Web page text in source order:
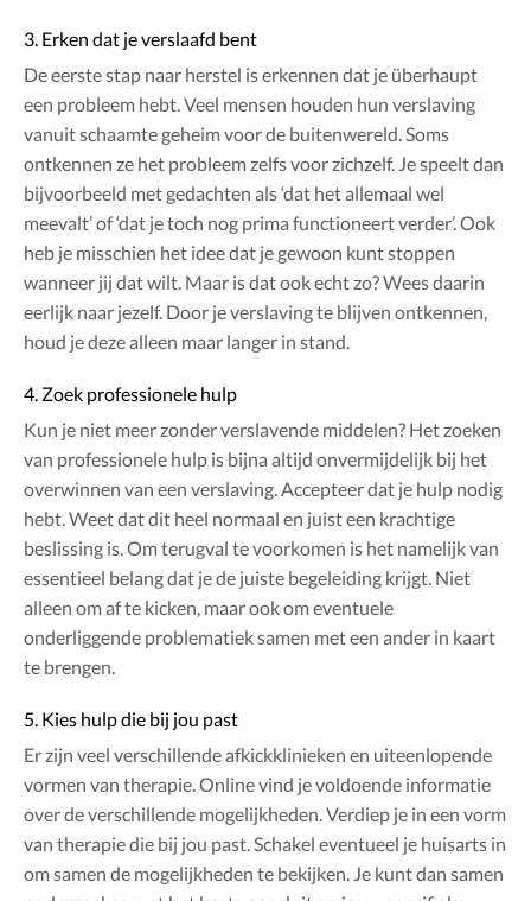
3. Erken dat je verslaafd bent
De eerste stap naar herstel is erkennen dat je überhaupt
een probleem hebt. Veel mensen houden hun verslaving
vanuit schaamte geheim voor de buitenwereld. Soms
ontkennen ze het probleem zelfs voor zichzelf. Je speelt dan
bijvoorbeeld met gedachten als ‘dat het allemaal wel
meevalt’ of ‘dat je toch nog prima functioneert verder’. Ook
heb je misschien het idee dat je gewoon kunt stoppen
wanneer jij dat wilt. Maar is dat ook echt zo? Wees daarin
eerlijk naar jezelf. Door je verslaving te blijven ontkennen,
houd je deze alleen maar langer in stand.
4. Zoek professionele hulp
Kun je niet meer zonder verslavende middelen? Het zoeken
van professionele hulp is bijna altijd onvermijdelijk bij het
overwinnen van een verslaving. Accepteer dat je hulp nodig
hebt. Weet dat dit heel normaal en juist een krachtige
beslissing is. Om terugval te voorkomen is het namelijk van
essentieel belang dat je de juiste begeleiding krijgt. Niet
alleen om af te kicken, maar ook om eventuele
onderliggende problematiek samen met een ander in kaart
te brengen.
5. Kies hulp die bij jou past
Er zijn veel verschillende afkickklinieken en uiteenlopende
vormen van therapie. Online vind je voldoende informatie
over de verschillende mogelijkheden. Verdiep je in een vorm
van therapie die bij jou past. Schakel eventueel je huisarts in
om samen de mogelijkheden te bekijken. Je kunt dan samen